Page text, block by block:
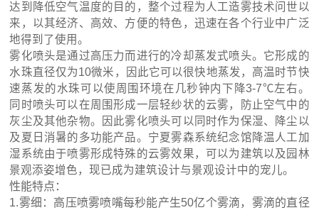
达到降低空气温度的目的，整个过程为人工造雾技术问世以
来，以其经济、高效、方便的特色，迅速在各个行业中广泛
地得到了使用。
雾化喷头是通过高压力而进行的冷却蒸发式喷头。它形成的
水珠直径仅为10微米，因此它可以很快地蒸发，高温时节快
速蒸发的水珠可以使周围环境在几秒钟内下降3-7℃左右。
同时喷头可以在周围形成一层轻纱状的云雾，防止空气中的
灰尘及其他杂物。因此雾化喷头可以同时作为保湿、降尘以
及夏日消暑的多功能产品。宁夏雾森系统纪念馆降温人工加
湿系统由于喷雾形成特殊的云雾效果，可以为建筑以及园林
景观添姿增色，现已成为建筑设计与景观设计中的宠儿。
性能特点：
1.雾细：高压喷雾喷嘴每秒能产生50亿个雾滴，雾滴的直径